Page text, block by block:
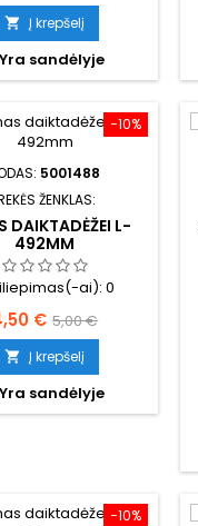
kaina
 Į krepšelį
Yra sandėlyje
−10%
5001488
ŽENKLAS:
DAIKTADĖŽEI L-
492MM
ai):0
€ Bazinė
kaina
5,00 €
 Į krepšelį
Yra sandėlyje
−10%